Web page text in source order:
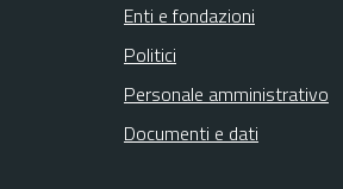
Enti e fondazioni
Politici
Personale amministrativo
Documenti e dati